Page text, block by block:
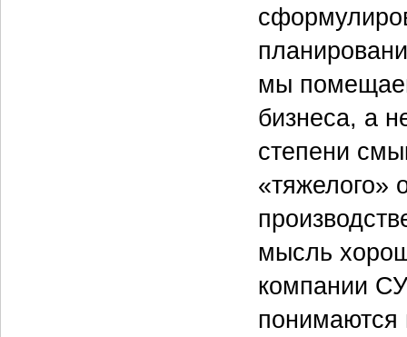
мы
бизнеса, а
степени
«тяжелого»
мысль
компании
понимаются